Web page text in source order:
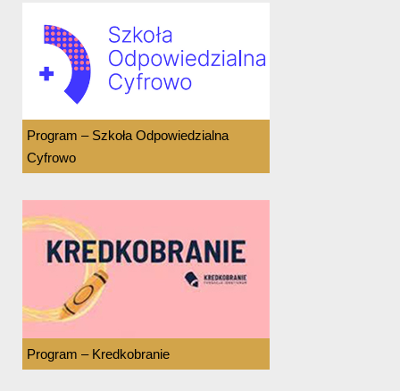
Program – Szkoła Odpowiedzialna
Cyfrowo
Program – Kredkobranie